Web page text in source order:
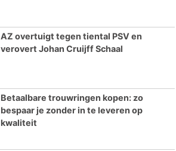
AZ overtuigt tegen tiental PSV en
verovert Johan Cruijff Schaal
Betaalbare trouwringen kopen: zo
bespaar je zonder in te leveren op
kwaliteit